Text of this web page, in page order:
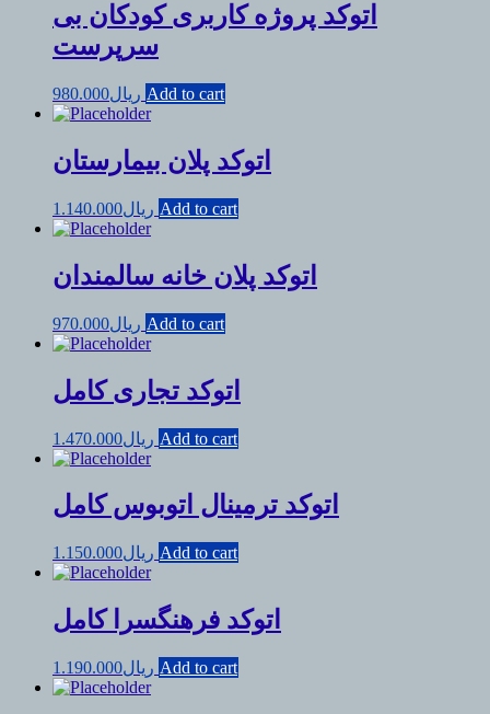
اتوکد پروژه کاربری کودکان بی
سرپرست
ریال980.000 Add to cart
اتوکد پلان بیمارستان
ریال1.140.000 Add to cart
اتوکد پلان خانه سالمندان
ریال970.000 Add to cart
اتوکد تجاری کامل
ریال1.470.000 Add to cart
اتوکد ترمینال اتوبوس کامل
ریال1.150.000 Add to cart
اتوکد فرهنگسرا کامل
ریال1.190.000 Add to cart